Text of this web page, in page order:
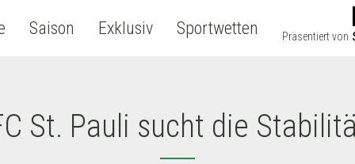
Saison Exklusiv Sportwetten Präsentiert von
St. Pauli sucht die